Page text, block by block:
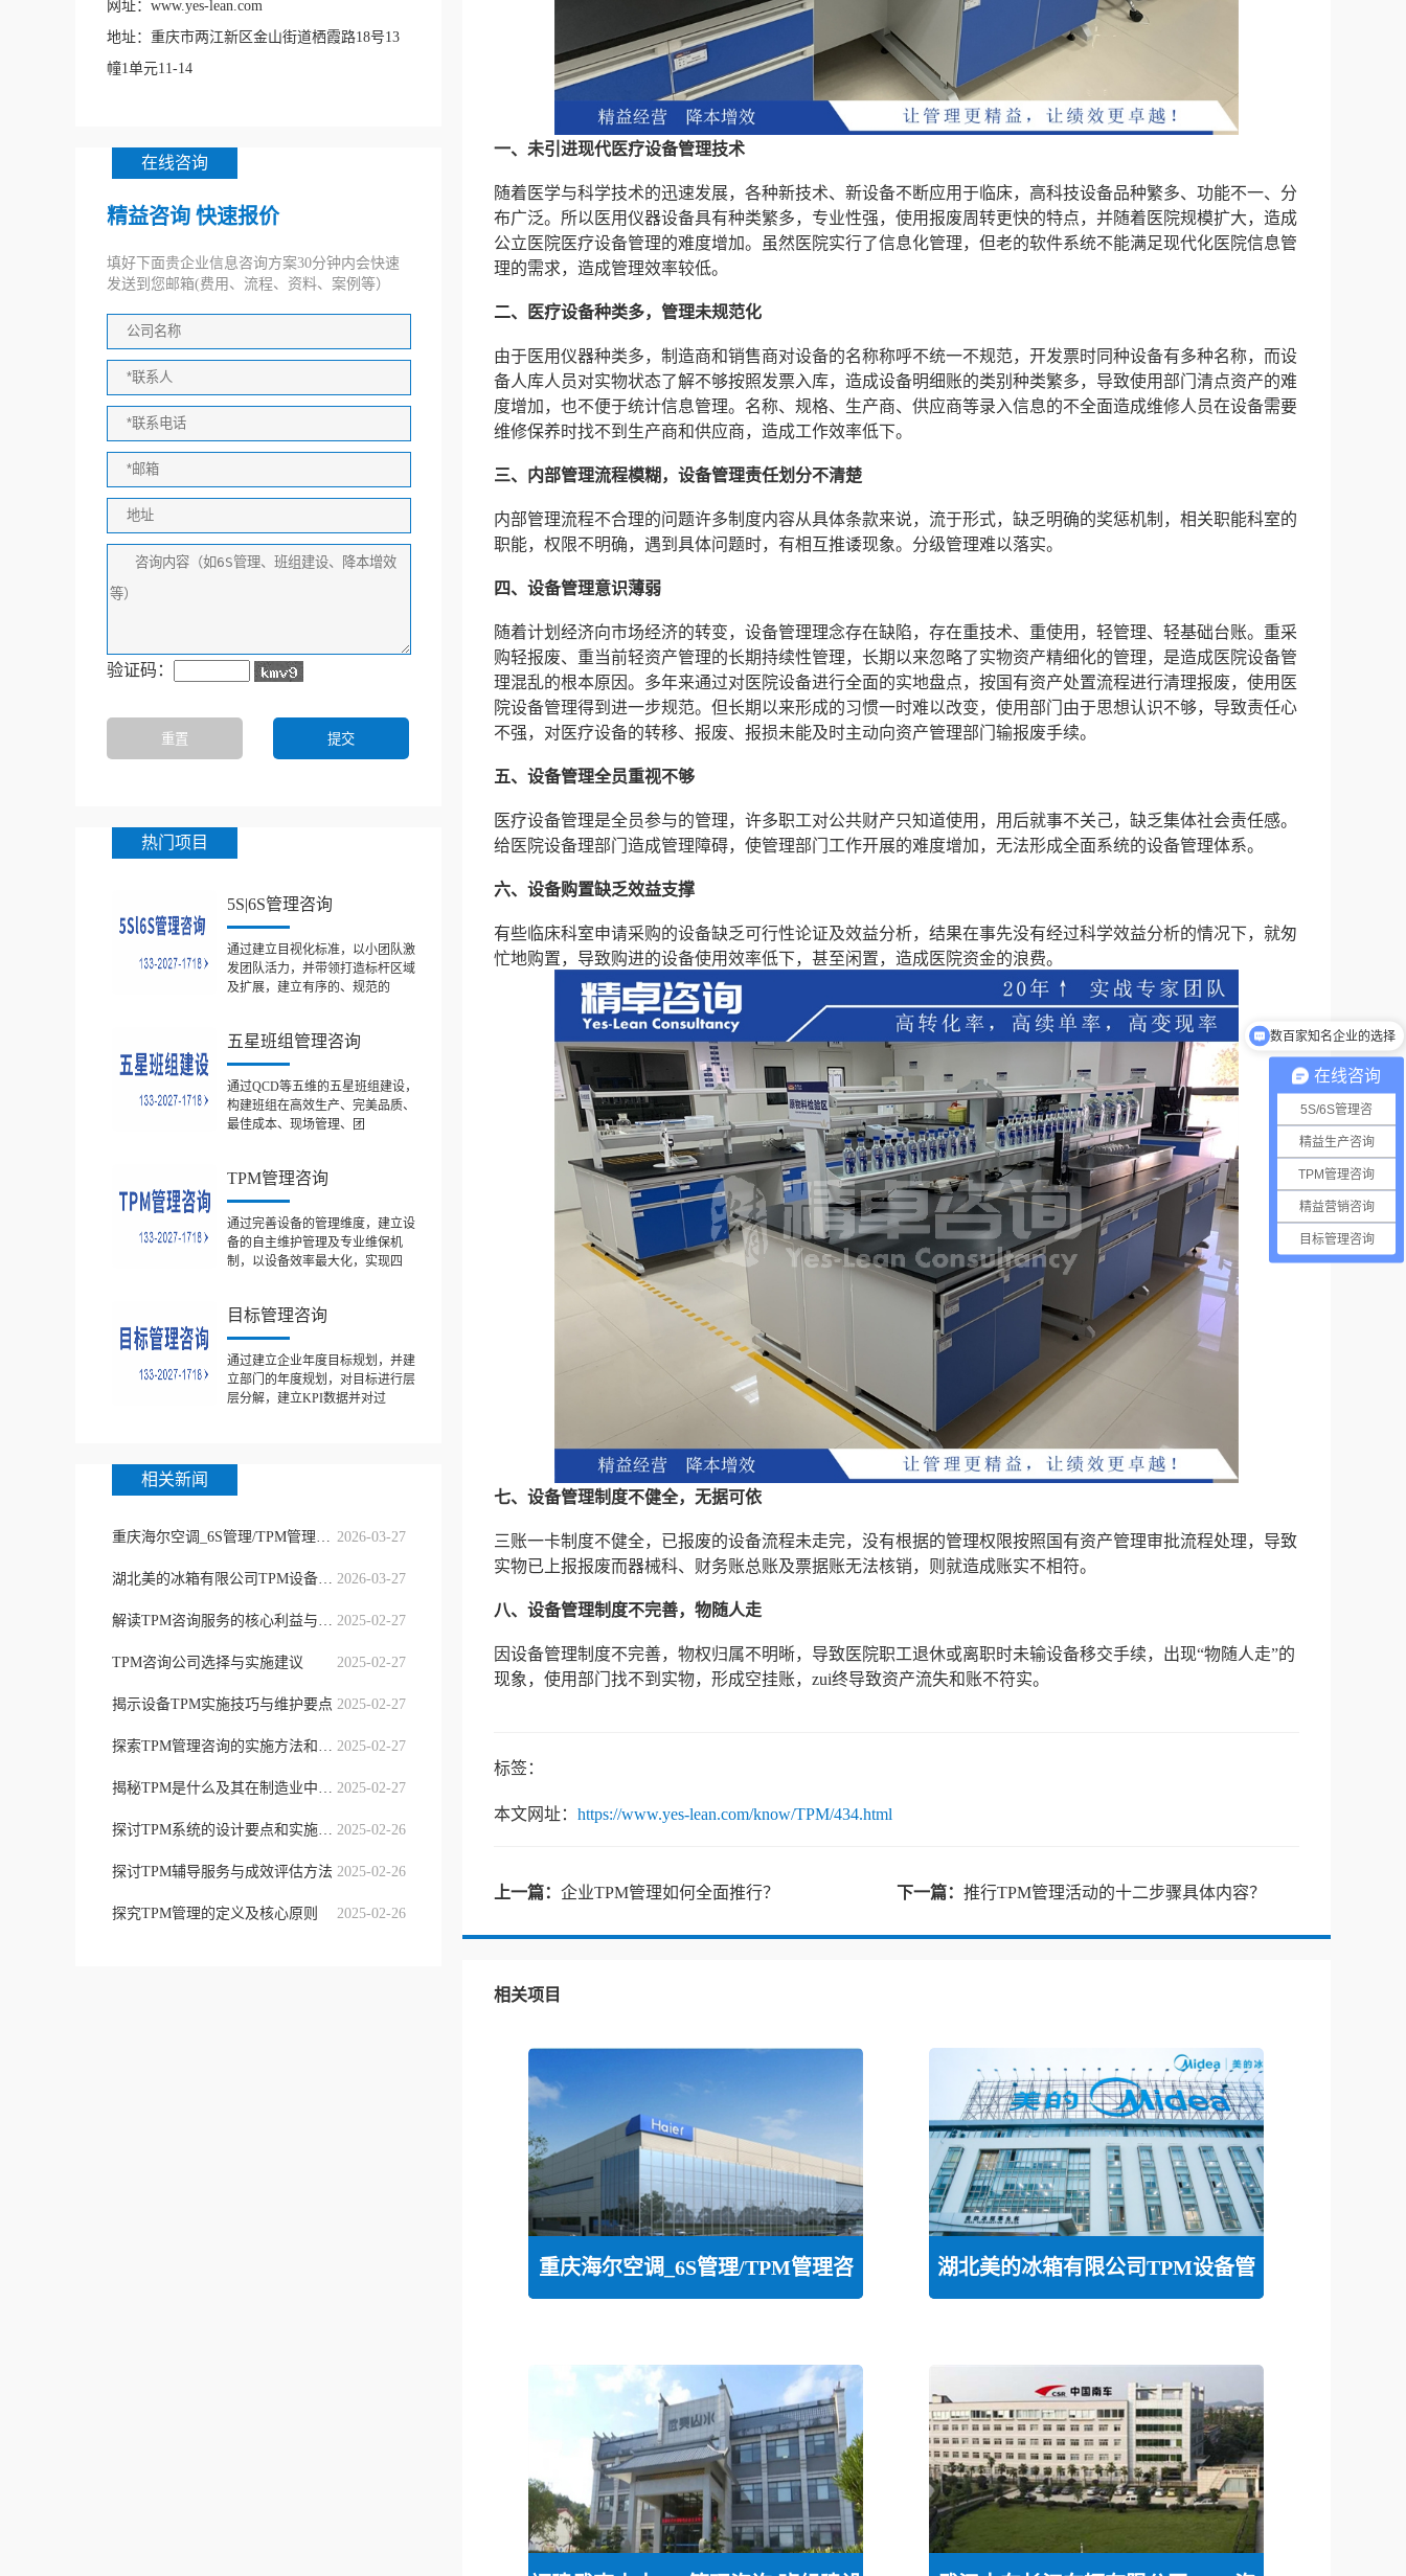
网址：www.yes-lean.com
地址：重庆市两江新区金山街道栖霞路18号13
幢1单元11-14
在线咨询
精益咨询 快速报价
填好下面贵企业信息咨询方案30分钟内会快速
发送到您邮箱(费用、流程、资料、案例等）
验证码：
热门项目
5S|6S管理咨询
通过建立目视化标准，以小团队激
发团队活力，并带领打造标杆区域
及扩展，建立有序的、规范的
五星班组管理咨询
通过QCD等五维的五星班组建设，
构建班组在高效生产、完美品质、
最佳成本、现场管理、团
TPM管理咨询
通过完善设备的管理维度，建立设
备的自主维护管理及专业维保机
制，以设备效率最大化，实现四
目标管理咨询
通过建立企业年度目标规划，并建
立部门的年度规划，对目标进行层
层分解，建立KPI数据并对过
相关新闻
重庆海尔空调_6S管理/TPM管理咨询 2026-03-27
湖北美的冰箱有限公司TPM设备管理 2026-03-27
解读TPM咨询服务的核心利益与操作 2025-02-27
TPM咨询公司选择与实施建议 2025-02-27
揭示设备TPM实施技巧与维护要点 2025-02-27
探索TPM管理咨询的实施方法和成功 2025-02-27
揭秘TPM是什么及其在制造业中的重 2025-02-27
探讨TPM系统的设计要点和实施策略 2025-02-26
探讨TPM辅导服务与成效评估方法 2025-02-26
探究TPM管理的定义及核心原则 2025-02-26
一、未引进现代医疗设备管理技术
随着医学与科学技术的迅速发展，各种新技术、新设备不断应用于临床，高科技设备品种繁多、功能不一、分
布广泛。所以医用仪器设备具有种类繁多，专业性强，使用报废周转更快的特点，并随着医院规模扩大，造成
公立医院医疗设备管理的难度增加。虽然医院实行了信息化管理，但老的软件系统不能满足现代化医院信息管
理的需求，造成管理效率较低。
二、医疗设备种类多，管理未规范化
由于医用仪器种类多，制造商和销售商对设备的名称称呼不统一不规范，开发票时同种设备有多种名称，而设
备人库人员对实物状态了解不够按照发票入库，造成设备明细账的类别种类繁多，导致使用部门清点资产的难
度增加，也不便于统计信息管理。名称、规格、生产商、供应商等录入信息的不全面造成维修人员在设备需要
维修保养时找不到生产商和供应商，造成工作效率低下。
三、内部管理流程模糊，设备管理责任划分不清楚
内部管理流程不合理的问题许多制度内容从具体条款来说，流于形式，缺乏明确的奖惩机制，相关职能科室的
职能，权限不明确，遇到具体问题时，有相互推诿现象。分级管理难以落实。
四、设备管理意识薄弱
随着计划经济向市场经济的转变，设备管理理念存在缺陷，存在重技术、重使用，轻管理、轻基础台账。重采
购轻报废、重当前轻资产管理的长期持续性管理，长期以来忽略了实物资产精细化的管理，是造成医院设备管
理混乱的根本原因。多年来通过对医院设备进行全面的实地盘点，按国有资产处置流程进行清理报废，使用医
院设备管理得到进一步规范。但长期以来形成的习惯一时难以改变，使用部门由于思想认识不够，导致责任心
不强，对医疗设备的转移、报废、报损未能及时主动向资产管理部门输报废手续。
五、设备管理全员重视不够
医疗设备管理是全员参与的管理，许多职工对公共财产只知道使用，用后就事不关己，缺乏集体社会责任感。
给医院设备理部门造成管理障碍，使管理部门工作开展的难度增加，无法形成全面系统的设备管理体系。
六、设备购置缺乏效益支撑
有些临床科室申请采购的设备缺乏可行性论证及效益分析，结果在事先没有经过科学效益分析的情况下，就匆
忙地购置，导致购进的设备使用效率低下，甚至闲置，造成医院资金的浪费。
七、设备管理制度不健全，无据可依
三账一卡制度不健全，已报废的设备流程未走完，没有根据的管理权限按照国有资产管理审批流程处理，导致
实物已上报报废而器械科、财务账总账及票据账无法核销，则就造成账实不相符。
八、设备管理制度不完善，物随人走
因设备管理制度不完善，物权归属不明晰，导致医院职工退休或离职时未输设备移交手续，出现“物随人走”的
现象，使用部门找不到实物，形成空挂账，zui终导致资产流失和账不符实。
标签：
本文网址： https://www.yes-lean.com/know/TPM/434.html
上一篇： 企业TPM管理如何全面推行？ 下一篇： 推行TPM管理活动的十二步骤具体内容？
相关项目
重庆海尔空调_6S管理/TPM管理咨 湖北美的冰箱有限公司TPM设备管
在线咨询
5S/6S管理咨
精益生产咨询
TPM管理咨询
精益营销咨询
目标管理咨询
免费诊断活动进行中
数百家知名企业的选择